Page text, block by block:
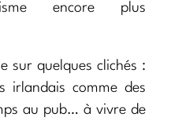
encore plus
sur quelques clichés :
irlandais comme des
au pub… à vivre de